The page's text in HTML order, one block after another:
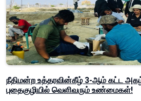
நீதிமன்ற உத்தரவின்கீழ் 3-ஆம் கட்ட
புதைகுழியில் வெளிவரும் உண்மைகள்!